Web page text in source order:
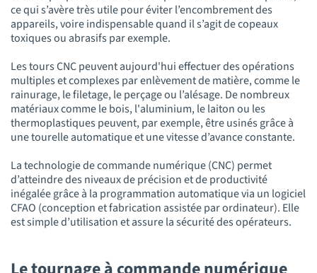
ce qui s’avère très utile pour éviter l’encombrement des
appareils, voire indispensable quand il s’agit de copeaux
toxiques ou abrasifs par exemple.
Les tours CNC peuvent aujourd'hui effectuer des opérations
multiples et complexes par enlèvement de matière, comme le
rainurage, le filetage, le perçage ou l’alésage. De nombreux
matériaux comme le bois, l'aluminium, le laiton ou les
thermoplastiques peuvent, par exemple, être usinés grâce à
une tourelle automatique et une vitesse d’avance constante.
La technologie de commande numérique (CNC) permet
d’atteindre des niveaux de précision et de productivité
inégalée grâce à la programmation automatique via un logiciel
CFAO (conception et fabrication assistée par ordinateur). Elle
est simple d’utilisation et assure la sécurité des opérateurs.